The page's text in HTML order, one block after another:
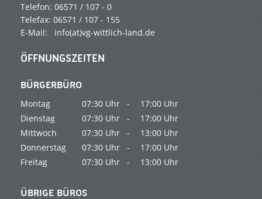
Telefon: 06571 / 107 - 0
Telefax: 06571 / 107 - 155
E-Mail: info(at)vg-wittlich-land.de
ÖFFNUNGSZEITEN
BÜRGERBÜRO
Montag 07:30 Uhr -
17:00 Uhr
Dienstag
07:30 Uhr -
17:00 Uhr
Mittwoch
07:30 Uhr -
13:00 Uhr
Donnerstag
07:30 Uhr -
17:00 Uhr
Freitag
07:30 Uhr - 13:00 Uhr
ÜBRIGE BÜROS